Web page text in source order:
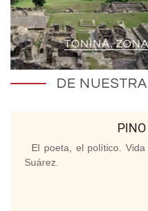
TONINÁ.
DE
El poeta, el político.
Suárez.